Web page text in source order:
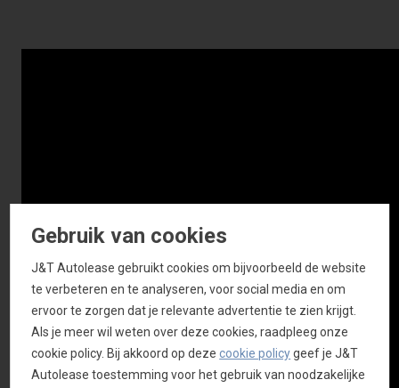
Gebruik van cookies
J&T Autolease gebruikt cookies om bijvoorbeeld de website
te verbeteren en te analyseren, voor social media en om
ervoor te zorgen dat je relevante advertentie te zien krijgt.
Als je meer wil weten over deze cookies, raadpleeg onze
cookie policy. Bij akkoord op dezecookie policygeef je J&T
Autolease toestemming voor het gebruik van noodzakelijke